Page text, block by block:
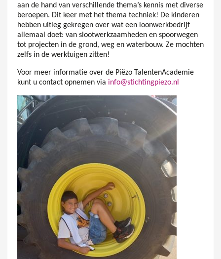
aan de hand van verschillende thema’s kennis met diverse
beroepen. Dit keer met het thema techniek! De kinderen
hebben uitleg gekregen over wat een loonwerkbedrijf
allemaal doet: van slootwerkzaamheden en spoorwegen
tot projecten in de grond, weg en waterbouw. Ze mochten
zelfs in de werktuigen zitten!
Voor meer informatie over de Piëzo TalentenAcademie
kunt u contact opnemen via info@stichtingpiezo.nl